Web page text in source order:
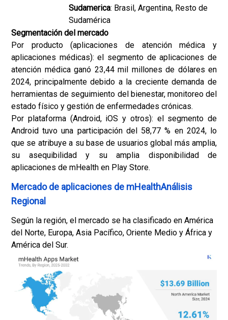
Sudamerica: Brasil, Argentina, Resto de
Sudamérica
Segmentación del mercado
Por producto (aplicaciones de atención médica y
aplicaciones médicas): el segmento de aplicaciones de
atención médica ganó 23,44 mil millones de dólares en
2024, principalmente debido a la creciente demanda de
herramientas de seguimiento del bienestar, monitoreo del
estado físico y gestión de enfermedades crónicas.
Por plataforma (Android, iOS y otros): el segmento de
Android tuvo una participación del 58,77 % en 2024, lo
que se atribuye a su base de usuarios global más amplia,
su asequibilidad y su amplia disponibilidad de
aplicaciones de mHealth en Play Store.
Mercado de aplicaciones de mHealthAnálisis
Regional
Según la región, el mercado se ha clasificado en América
del Norte, Europa, Asia Pacífico, Oriente Medio y África y
América del Sur.